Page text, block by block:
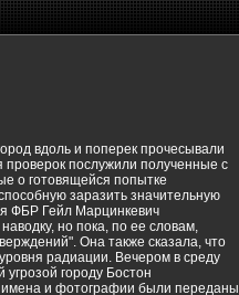
вдоль и поперек прочесывали
послужили полученные с
о готовящейся попытке
заразить значительную
ФБР Гейл Марцинкевич
но пока, по ее словам,
Она также сказала, что
радиации. Вечером в среду
городу Бостон
имена и фотографии были переданы